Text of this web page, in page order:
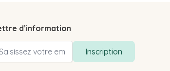
d’information
email
Inscription